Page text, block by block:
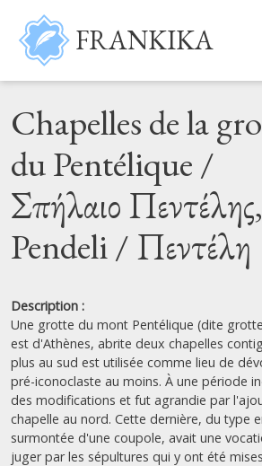
Aller au contenu principal
FRANKIKA
Chapelles de la
du Pentélique /
Σπήλαιο Πεντέλης,
Pendeli / Πεντέλη
Description :
Une grotte du mont Pentélique (dite
est d'Athènes, abrite deux chapelles
plus au sud est utilisée comme lieu de
pré-iconoclaste au moins. À une période
des modifications et fut agrandie par
chapelle au nord. Cette dernière, du type
surmontée d'une coupole, avait une
juger par les sépultures qui y ont été